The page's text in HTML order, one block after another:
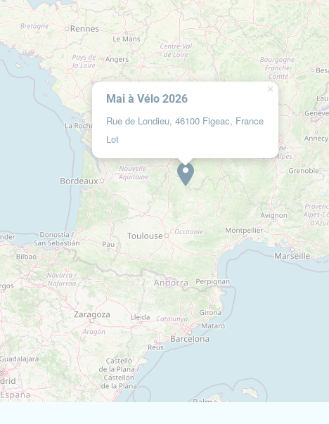
Mai à Vélo 2026
Rue de Londieu, 46100 Figeac, France
Lot
×